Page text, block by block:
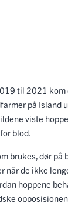
til 2021
på Island
viste
blod.
brukes, dør på
når de ikke
hoppene